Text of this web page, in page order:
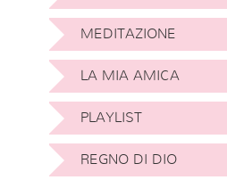
MEDITAZIONE
LA MIA AMICA
PLAYLIST
REGNO DI DIO